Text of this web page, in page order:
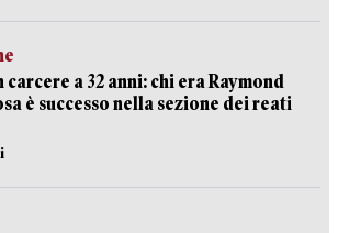
carcere a 32 anni: chi era Raymond
è successo nella sezione dei reati